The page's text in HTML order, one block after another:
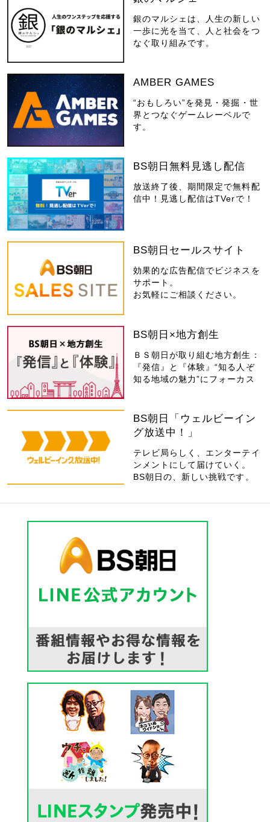
銀のマルシェは、人生の新しい
一歩に光を当て、人と社会をつ
なぐ取り組みです。
AMBER GAMES
“おもしろい”を発見・発掘・世
界とつなぐゲームレーベルで
す。
BS朝日無料見逃し配信
放送終了後、期間限定で無料配
信中！見逃し配信はTVerで！
BS朝日セールスサイト
効果的な広告配信でビジネスを
サポート。
お気軽にご相談ください。
BS朝日×地方創生
ＢＳ朝日が取り組む地方創生：
『発信』と『体験』“知る人ぞ
知る地域の魅力”にフォーカス
BS朝日「ウェルビーイン
グ放送中！」
テレビ局らしく、エンターテイ
ンメントにして届けていく。
BS朝日の、新しい挑戦です。